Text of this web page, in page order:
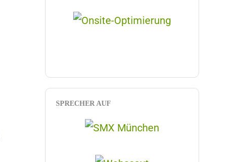
SPRECHER AUF